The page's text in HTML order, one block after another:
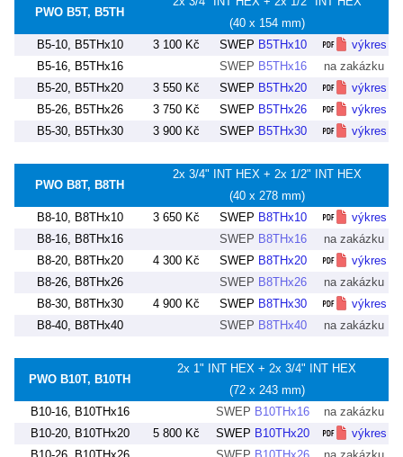
PWO B5T, B5TH
(40 x 154 mm)
B5-10, B5THx10
3 100 Kč SWEP B5THx10
výkres
B5-16, B5THx16
SWEP B5THx16
na zakázku
B5-20, B5THx20
3 550 Kč SWEP B5THx20
výkres
B5-26, B5THx26
3 750 Kč SWEP B5THx26
výkres
B5-30, B5THx30
3 900 Kč SWEP B5THx30 výkres
PWO B8T, B8TH
2x 3/4" INT HEX + 2x 1/2" INT HEX
(40 x 278 mm)
B8-10, B8THx10
3 650 Kč SWEP B8THx10
výkres
B8-16, B8THx16
SWEP B8THx16
na zakázku
B8-20, B8THx20
4 300 Kč SWEP B8THx20
výkres
B8-26, B8THx26
SWEP B8THx26
na zakázku
B8-30, B8THx30
4 900 Kč SWEP B8THx30
výkres
B8-40, B8THx40
SWEP B8THx40 na zakázku
PWO B10T, B10TH
2x 1" INT HEX + 2x 3/4" INT HEX
(72 x 243 mm)
B10-16, B10THx16
SWEP B10THx16
na zakázku
B10-20, B10THx20
5 800 Kč SWEP B10THx20
výkres